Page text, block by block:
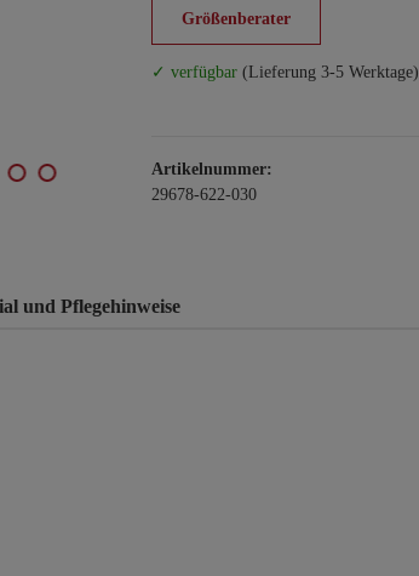
Größenberater
✓ verfügbar (Lieferung 3-5 Werktage)
Artikelnummer:
29678-622-030
und Pflegehinweise